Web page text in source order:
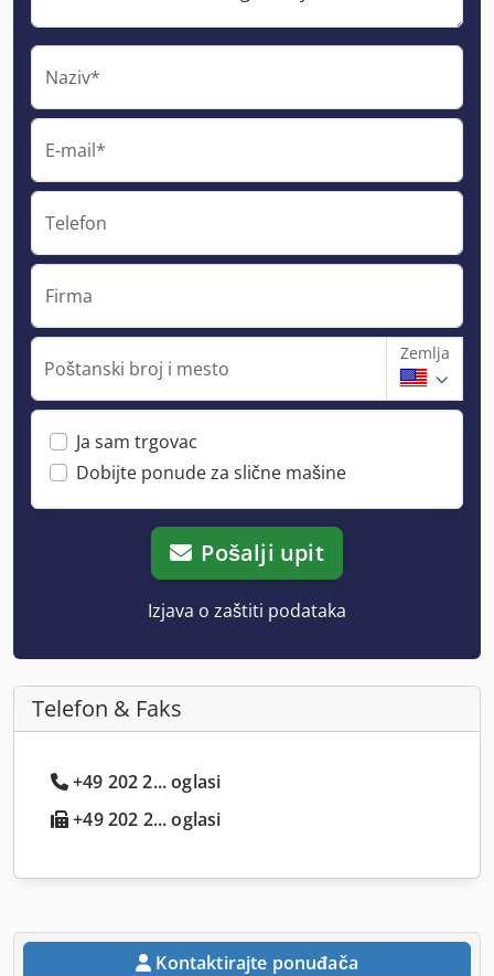
Naziv*
E-mail*
Telefon
Firma
Poštanski broj i mesto
Zemlja
Ja sam trgovac
Dobijte ponude za slične mašine
Pošalji upit
Izjava o zaštiti podataka
Telefon & Faks
+49 202 2... oglasi
+49 202 2... oglasi
Kontaktirajte ponuđača